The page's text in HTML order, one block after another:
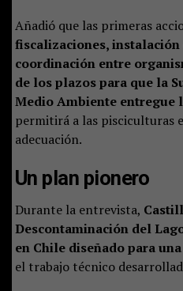
Añadió que las primeras
fiscalizaciones, instalación
coordinación entre
de los plazos para que la
Medio Ambiente entregue
permitirá a las pisciculturas
adecuación.
Un plan pionero
Durante la entrevista,
Descontaminación del
en Chile diseñado para
el trabajo técnico